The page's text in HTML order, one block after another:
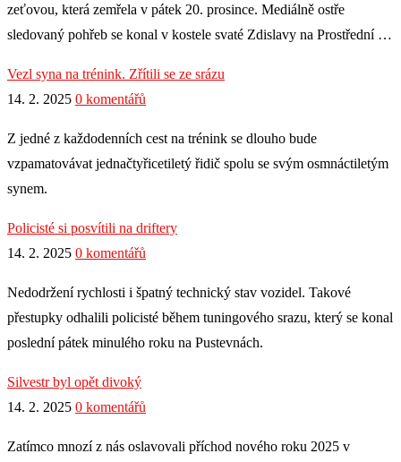
zeťovou, která zemřela v pátek 20. prosince. Mediálně ostře
sledovaný pohřeb se konal v kostele svaté Zdislavy na Prostřední …
Vezl syna na trénink. Zřítili se ze srázu
14. 2. 2025 0 komentářů
Z jedné z každodenních cest na trénink se dlouho bude
vzpamatovávat jednačtyřicetiletý řidič spolu se svým osmnáctiletým
synem.
Policisté si posvítili na driftery
14. 2. 2025 0 komentářů
Nedodržení rychlosti i špatný technický stav vozidel. Takové
přestupky odhalili policisté během tuningového srazu, který se konal
poslední pátek minulého roku na Pustevnách.
Silvestr byl opět divoký
14. 2. 2025 0 komentářů
Zatímco mnozí z nás oslavovali příchod nového roku 2025 v